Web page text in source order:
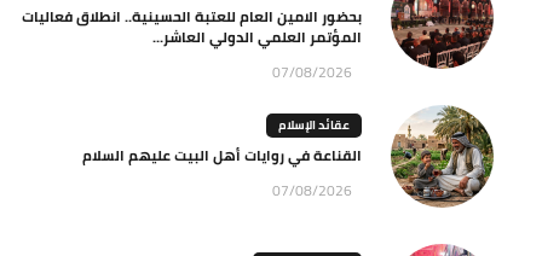
بحضور الامين العام للعتبة الحسينية.. انطلاق فعاليات
المؤتمر العلمي الدولي العاشر...
07/08/2026
عقائد الإسلام
القناعة في روايات أهل البيت عليهم السلام
07/08/2026